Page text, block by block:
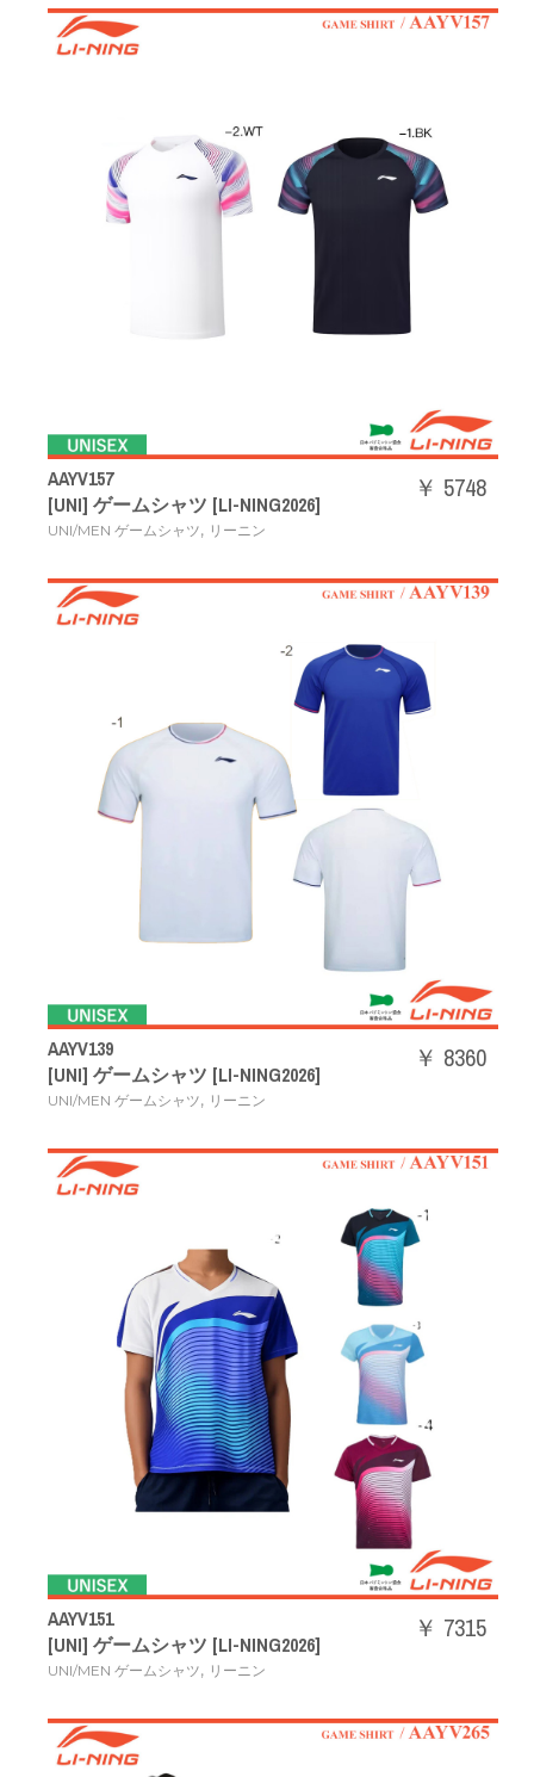
AAYV157
[UNI] ゲームシャツ [LI-NING2026]
UNI/MEN ゲームシャツ, リーニン
￥ 5748
AAYV139
[UNI] ゲームシャツ [LI-NING2026]
UNI/MEN ゲームシャツ, リーニン
￥ 8360
AAYV151
[UNI] ゲームシャツ [LI-NING2026]
UNI/MEN ゲームシャツ, リーニン
￥ 7315